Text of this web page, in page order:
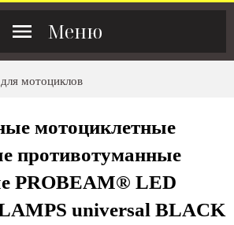
Меню
мотоциклов
мотоциклетные
противотуманные
PROBEAM® LED
universal BLACK